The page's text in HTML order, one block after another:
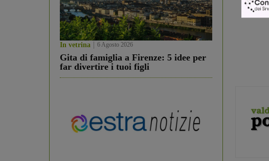
In vetrina 6 Agosto 2026
Gita di famiglia a Firenze: 5 idee per
far divertire i tuoi figli